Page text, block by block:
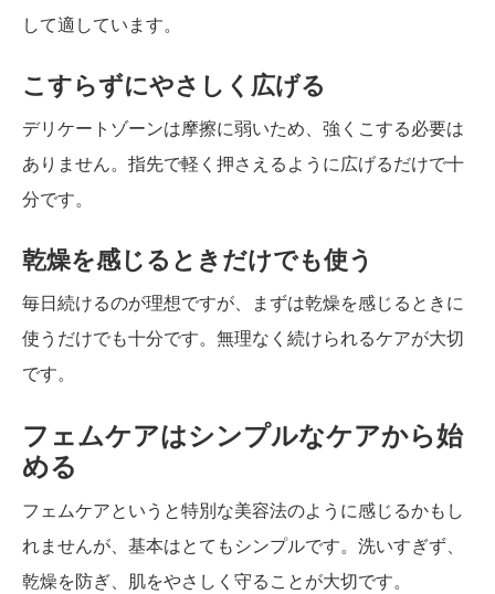
して適しています。
こすらずにやさしく広げる
デリケートゾーンは摩擦に弱いため、強くこする必要は
ありません。指先で軽く押さえるように広げるだけで十
分です。
乾燥を感じるときだけでも使う
毎日続けるのが理想ですが、まずは乾燥を感じるときに
使うだけでも十分です。無理なく続けられるケアが大切
です。
フェムケアはシンプルなケアから始
める
フェムケアというと特別な美容法のように感じるかもし
れませんが、基本はとてもシンプルです。洗いすぎず、
乾燥を防ぎ、肌をやさしく守ることが大切です。